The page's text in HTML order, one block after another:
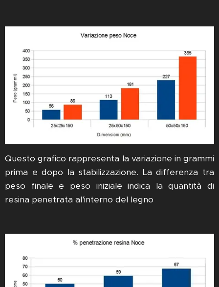
Questo grafico rappresenta la variazione in grammi
prima e dopo la stabilizzazione. La differenza tra
peso finale e peso iniziale indica la quantità di
resina penetrata al'interno del legno